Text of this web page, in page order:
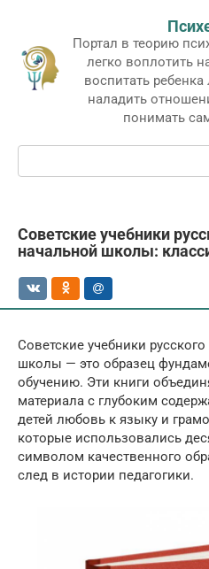
контенту
Портал в теорию
легко воплотить
воспитать
наладить
понимать
Поиск:
Советские учебники
начальной школы:
Советские учебники
школы — это образец
обучению. Эти книги
материала с глубоким
детей любовь к языку и
которые использовались
символом качественного
след в истории педагогики.